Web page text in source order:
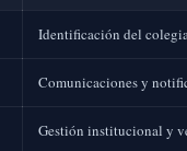
Identificación del
Comunicaciones y
Gestión institucional y